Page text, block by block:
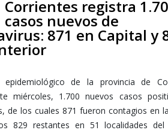
Corrientes registra
casos nuevos de
871 en Capital y
epidemiológico de la provincia de
miércoles, 1.700 nuevos casos
de los cuales 871 fueron contagios en
829 restantes en 51 localidades del